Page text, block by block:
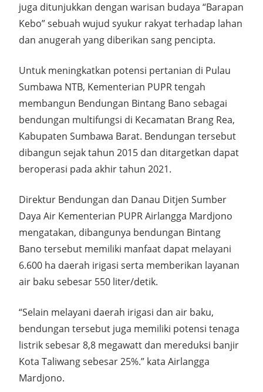
juga ditunjukkan dengan warisan budaya “Barapan
Kebo” sebuah wujud syukur rakyat terhadap lahan
dan anugerah yang diberikan sang pencipta.
Untuk meningkatkan potensi pertanian di Pulau
Sumbawa NTB, Kementerian PUPR tengah
membangun Bendungan Bintang Bano sebagai
bendungan multifungsi di Kecamatan Brang Rea,
Kabupaten Sumbawa Barat. Bendungan tersebut
dibangun sejak tahun 2015 dan ditargetkan dapat
beroperasi pada akhir tahun 2021.
Direktur Bendungan dan Danau Ditjen Sumber
Daya Air Kementerian PUPR Airlangga Mardjono
mengatakan, dibangunya bendungan Bintang
Bano tersebut memiliki manfaat dapat melayani
6.600 ha daerah irigasi serta memberikan layanan
air baku sebesar 550 liter/detik.
“Selain melayani daerah irigasi dan air baku,
bendungan tersebut juga memiliki potensi tenaga
listrik sebesar 8,8 megawatt dan mereduksi banjir
Kota Taliwang sebesar 25%.” kata Airlangga
Mardjono.